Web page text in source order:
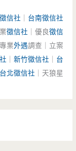
信社
台南徵信社
徵信社 ｜優良徵信
專業外遇調查｜立案
｜新竹徵信社
台
台北徵信社 ｜天狼星